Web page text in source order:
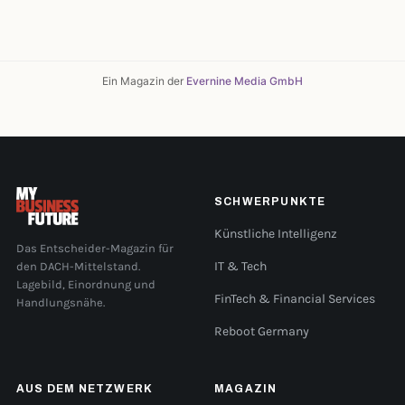
Ein Magazin der Evernine Media GmbH
Das Entscheider-Magazin für
den DACH-Mittelstand.
Lagebild, Einordnung und
Handlungsnähe.
SCHWERPUNKTE
Künstliche Intelligenz
IT & Tech
FinTech & Financial Services
Reboot Germany
AUS DEM NETZWERK MAGAZIN